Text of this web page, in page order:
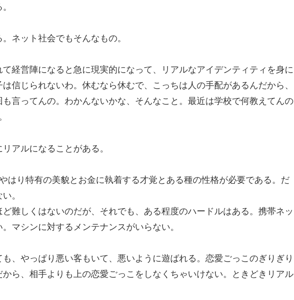
ネット社会でもそんなもの。
経営陣になると急に現実的になって、リアルなアイデンティティを身に
信じられないわ。休むなら休むで、こっちは人の手配があるんだから、
言ってんの。わかんないかな、そんなこと。最近は学校で何教えてんの
アルになることがある。
はり特有の美貌とお金に執着する才覚とある種の性格が必要である。だ
。
難しくはないのだが、それでも、ある程度のハードルはある。携帯ネッ
マシンに対するメンテナンスがいらない。
、やっぱり悪い客もいて、悪いように遊ばれる。恋愛ごっこのぎりぎり
ら、相手よりも上の恋愛ごっこをしなくちゃいけない。ときどきリアル